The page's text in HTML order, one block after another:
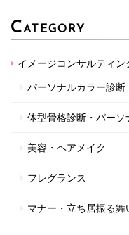
CATEGORY
イメージコンサルティン
パーソナルカラー診断
体型骨格診断・パーソ
美容・ヘアメイク
フレグランス
マナー・立ち居振る舞